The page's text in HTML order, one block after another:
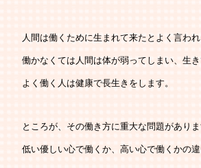
人間は働くために生まれて来たとよく言われ
働かなくては人間は体が弱ってしまい、生き
よく働く人は健康で長生きをします。
ところが、その働き方に重大な問題がありま
低い優しい心で働くか、高い心で働くかの違